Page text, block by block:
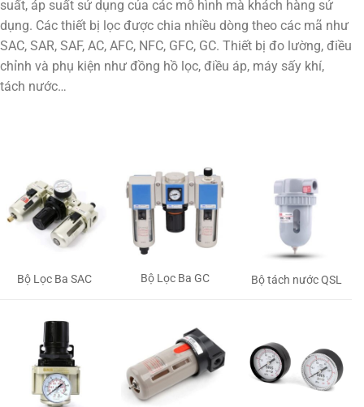
suất, áp suất sử dụng của các mô hình mà khách hàng sử
dụng. Các thiết bị lọc được chia nhiều dòng theo các mã như
SAC, SAR, SAF, AC, AFC, NFC, GFC, GC. Thiết bị đo lường, điều
chỉnh và phụ kiện như đồng hồ lọc, điều áp, máy sấy khí,
tách nước…
Bộ Lọc Ba SAC Bộ Lọc Ba GC Bộ tách nước QSL